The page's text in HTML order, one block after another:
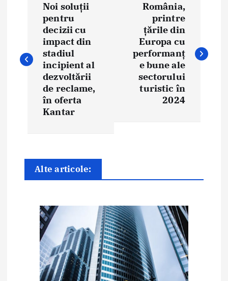
i
n
Noi soluții
pentru
decizii cu
impact din
stadiul
incipient al
dezvoltării
de reclame,
în oferta
Kantar
România,
printre
țările din
Europa cu
performanț
e bune ale
sectorului
turistic în
2024
Alte articole: